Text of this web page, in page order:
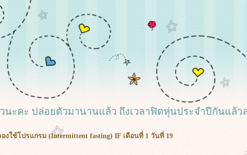
นะคะ ปล่อยตัวมานานแล้ว ถึงเวลาฟิตหุ่นประจำปีกันแล้
งใช้โปรแกรม (Intermittent fasting) IF เดือนที่ 1 วันที่ 19